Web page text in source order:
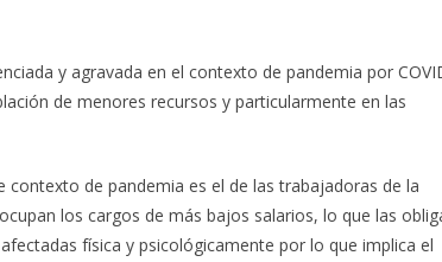
y agravada en el contexto de pandemia por
de menores recursos y particularmente en las
de pandemia es el de las trabajadoras de la
los cargos de más bajos salarios, lo que las
física y psicológicamente por lo que implica el